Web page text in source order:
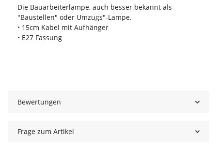
Die Bauarbeiterlampe, auch besser bekannt als
"Baustellen" oder Umzugs"-Lampe.
• 15cm Kabel mit Aufhänger
• E27 Fassung
Bewertungen
Frage zum Artikel